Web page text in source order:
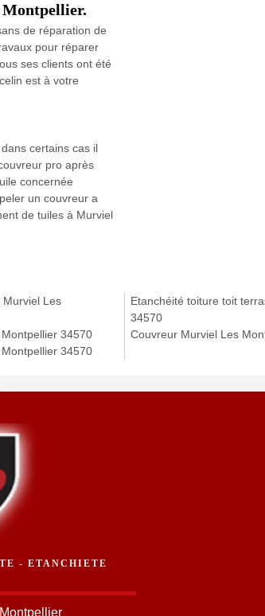
de réparation de
pour réparer
ses clients ont été
est à votre
certains cas il
pro après
concernée
un couvreur a
de tuiles à Murviel
Murviel Les
34570
34570
Etanchéité toiture toit
34570
Couvreur Murviel Les
- ETANCHIETE